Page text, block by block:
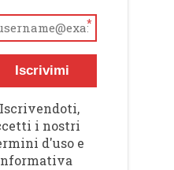
*
Iscrivimi
Iscrivendoti,
i nostri
d'uso e